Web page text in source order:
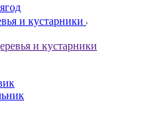
и кустарники
и кустарники